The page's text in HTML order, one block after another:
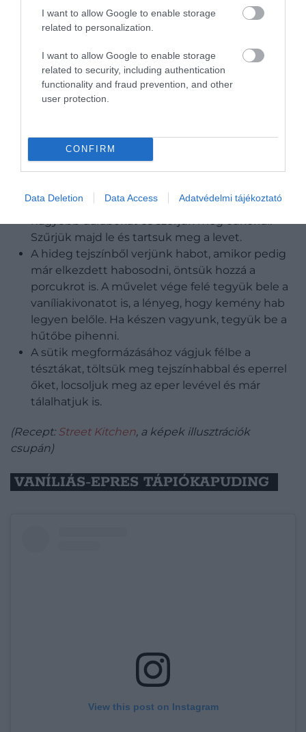
I want to allow Google to enable storage
related to personalization.
I want to allow Google to enable storage
related to security, including authentication
functionality and fraud prevention, and other
user protection.
CONFIRM
Data Deletion Data Access Adatvédelmi tájékoztató
lisztet, a sütőport és a sót, majd adjuk hozzá a
hideg vajat és addig dolgozzunk rajta, amíg
dolgozzuk bele a tojásokkal kikevert tejszínt is
éppen csak addig, amíg összeáll a ragacsos
tészta.
Rakjunk sütőpapírt egy nagyobb tepsibe,
mártott fánkszaggatóval, majd a tésztalapokat
rakjuk be 30-35 percre a 190 Celsius-fokra
előmelegített sütőbe.
őket és távolítsuk el a csumákat, vágjuk ketté a
nagyobb darabokat és szórjuk meg cukorral.
Szűrjük majd le és tartsuk meg a levet.
A hideg tejszínből verjünk habot, amikor pedig
már elkezdett habosodni, öntsük hozzá a
porcukrot is. A művelet vége felé tegyük bele a
vaníliakivonatot is, a lényeg, hogy kemény hab
legyen belőle. Ha készen vagyunk, tegyük be a
hűtőbe pihenni.
A sütik megformázásához vágjuk félbe a
tésztákat, töltsük meg tejszínhabbal és eperrel
őket, locsoljuk meg az eper levével és már
tálalhatjuk is.
(Recept: Street Kitchen, a képek illusztrációk
csupán)
VANÍLIÁS-EPRES TÁPIÓKAPUDING
View this post on Instagram